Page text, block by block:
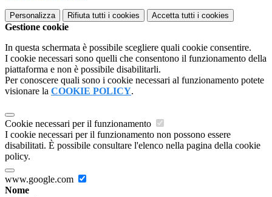
Personalizza Rifiuta tutti i cookies Accetta tutti i cookies
Gestione cookie
In questa schermata è possibile scegliere quali cookie consentire.
I cookie necessari sono quelli che consentono il funzionamento della
piattaforma e non è possibile disabilitarli.
Per conoscere quali sono i cookie necessari al funzionamento potete
visionare la COOKIE POLICY.
Cookie necessari per il funzionamento
I cookie necessari per il funzionamento non possono essere
disabilitati. È possibile consultare l'elenco nella pagina della cookie
policy.
www.google.com
Nome